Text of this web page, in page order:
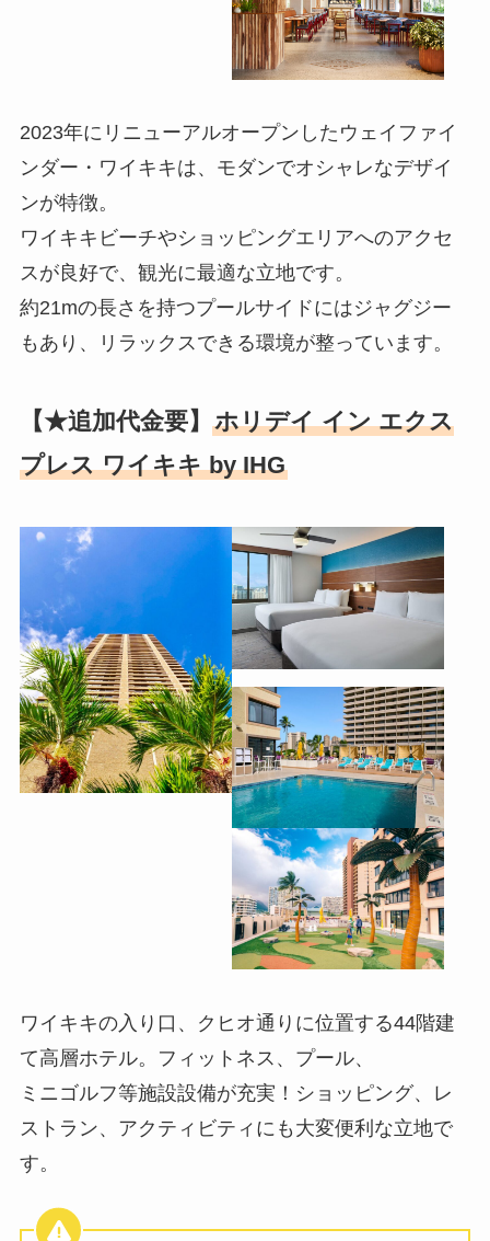
2023年にリニューアルオープンしたウェイファイ
ンダー・ワイキキは、モダンでオシャレなデザイ
ンが特徴。
ワイキキビーチやショッピングエリアへのアクセ
スが良好で、観光に最適な立地です。
約21mの長さを持つプールサイドにはジャグジー
もあり、リラックスできる環境が整っています。
【★追加代金要】 ホリデイ イン エクス
プレス ワイキキ by IHG
ワイキキの入り口、クヒオ通りに位置する44階建
て高層ホテル。フィットネス、プール、
ミニゴルフ等施設設備が充実！ショッピング、レ
ストラン、アクティビティにも大変便利な立地で
す。